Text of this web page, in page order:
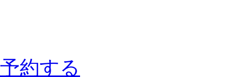
予約する